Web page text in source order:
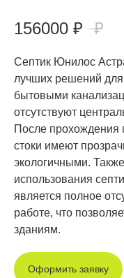
156000 ₽ ₽
Септик Юнилос
лучших решений
бытовыми
отсутствуют
После прохождения
стоки имеют
экологичными.
использования
является полное
работе, что
зданиям.
Оформить заявку